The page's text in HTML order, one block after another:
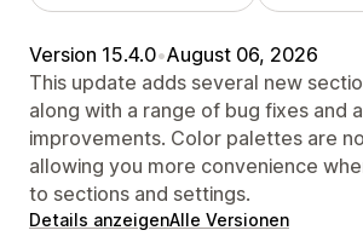
Version 15.4.0•August 06, 2026
This update adds several new
along with a range of bug fixes and
improvements. Color palettes are
allowing you more convenience
to sections and settings.
Details anzeigenAlle Versionen